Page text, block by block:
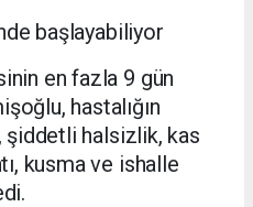
başlayabiliyor
en fazla 9 gün
hastalığın
şiddetli halsizlik, kas
kusma ve ishalle